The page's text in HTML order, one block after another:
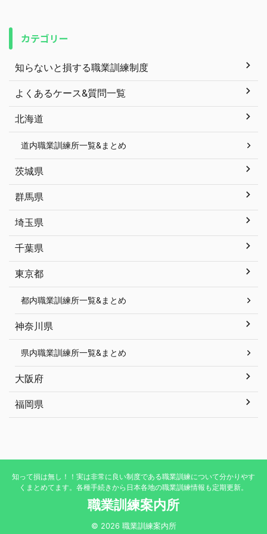
カテゴリー
知らないと損する職業訓練制度
よくあるケース&質問一覧
北海道
道内職業訓練所一覧&まとめ
茨城県
群馬県
埼玉県
千葉県
東京都
都内職業訓練所一覧&まとめ
神奈川県
県内職業訓練所一覧&まとめ
大阪府
福岡県
知って損は無し！！実は非常に良い制度である職業訓練について分かりやす
くまとめてます。各種手続きから日本各地の職業訓練情報も定期更新。
職業訓練案内所
© 2026 職業訓練案内所